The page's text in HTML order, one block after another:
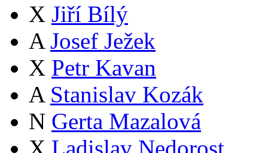
X Jiří Bílý
A Josef Ježek
X Petr Kavan
A Stanislav Kozák
N Gerta Mazalová
X Ladislav Nedorost